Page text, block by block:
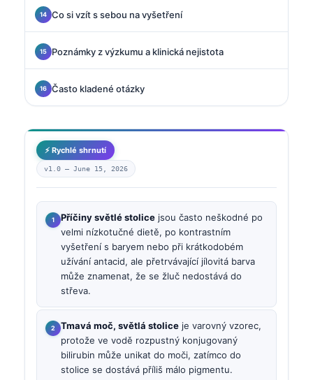
Co si vzít s sebou na vyšetření
Poznámky z výzkumu a klinická nejistota
Často kladené otázky
⚡ Rychlé shrnutí
v1.0 — June 15, 2026
Příčiny světlé stolice jsou často neškodné po
velmi nízkotučné dietě, po kontrastním
vyšetření s baryem nebo při krátkodobém
užívání antacid, ale přetrvávající jílovitá barva
může znamenat, že se žluč nedostává do
střeva.
Tmavá moč, světlá stolice je varovný vzorec,
protože ve vodě rozpustný konjugovaný
bilirubin může unikat do moči, zatímco do
stolice se dostává příliš málo pigmentu.